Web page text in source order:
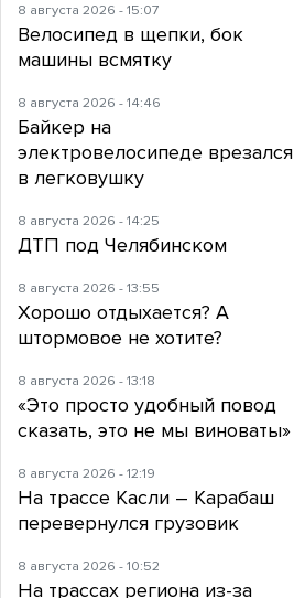
8 августа 2026 - 15:07
Велосипед в щепки, бок
машины всмятку
8 августа 2026 - 14:46
Байкер на
электровелосипеде врезался
в легковушку
8 августа 2026 - 14:25
ДТП под Челябинском
8 августа 2026 - 13:55
Хорошо отдыхается? А
штормовое не хотите?
8 августа 2026 - 13:18
«Это просто удобный повод
сказать, это не мы виноваты»
8 августа 2026 - 12:19
На трассе Касли – Карабаш
перевернулся грузовик
8 августа 2026 - 10:52
На трассах региона из-за